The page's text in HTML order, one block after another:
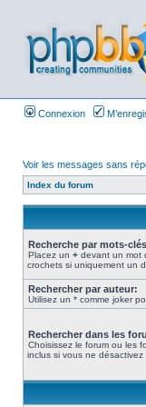
Connexion
Voir les messages sans
Index du forum
Recherche par mots-
Placez un + devant un mot
crochets si uniquement un
Rechercher par auteur:
Utilisez un * comme joker
Rechercher dans les
Choisissez le forum ou les
inclus si vous ne désactivez